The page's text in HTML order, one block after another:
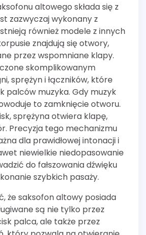
altowego składa się z
zazwyczaj wykonany z
również modele z innych
znajdują się otwory,
przez wspomniane klapy.
skomplikowanym
sprężyn i łączników, które
palców muzyka. Gdy muzyk
to zamknięcie otworu.
sprężyna otwiera klapę,
Precyzja tego mechanizmu
dla prawidłowej intonacji i
niewielkie niedopasowanie
do fałszowania dźwięku
szybkich pasaży.
że saksofon altowy posiada
są nie tylko przez
palca, ale także przez